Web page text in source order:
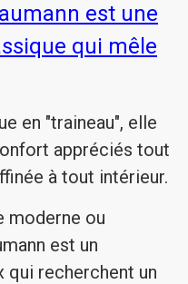
est une
qui mêle
en "traineau", elle
appréciés tout
à tout intérieur.
moderne ou
est un
qui recherchent un